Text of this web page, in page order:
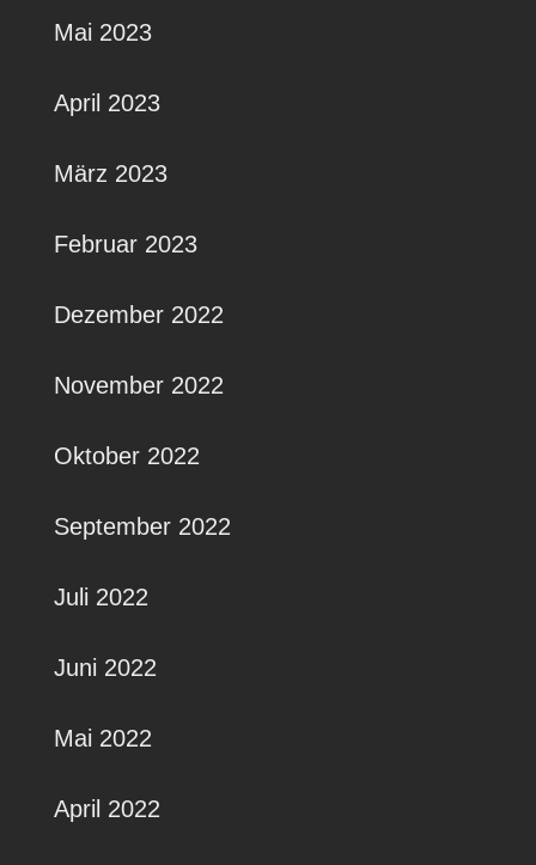
Mai 2023
April 2023
März 2023
Februar 2023
Dezember 2022
November 2022
Oktober 2022
September 2022
Juli 2022
Juni 2022
Mai 2022
April 2022